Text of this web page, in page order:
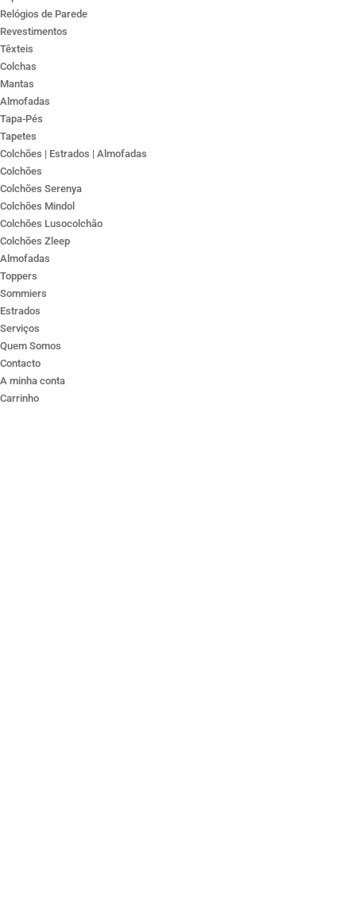
Relógios de Parede
Revestimentos
Têxteis
Colchas
Mantas
Almofadas
Tapa-Pés
Tapetes
Colchões | Estrados | Almofadas
Colchões
Colchões Serenya
Colchões Mindol
Colchões Lusocolchão
Colchões Zleep
Almofadas
Toppers
Sommiers
Estrados
Serviços
Quem Somos
Contacto
A minha conta
Carrinho